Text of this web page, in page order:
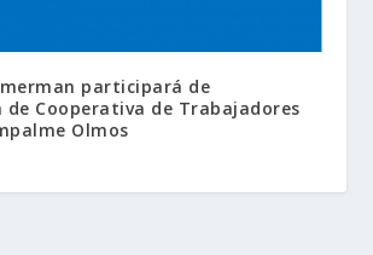
participará de
de Cooperativa de Trabajadores
Olmos